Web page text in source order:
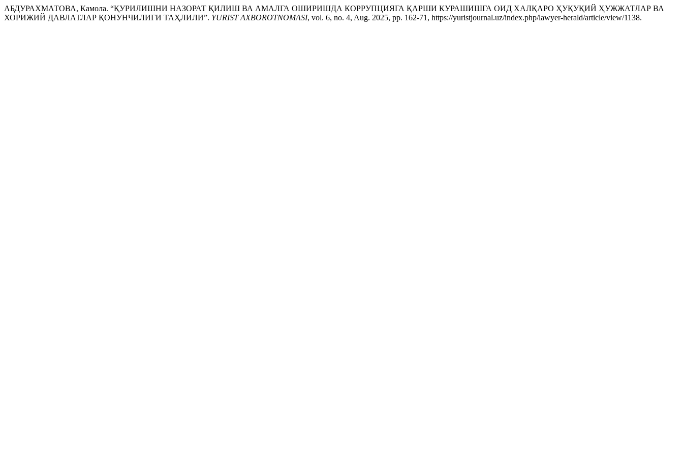
АБДУРАХМАТОВА, Камола. “ҚУРИЛИШНИ НАЗОРАТ ҚИЛИШ ВА АМАЛГА ОШИРИШДА КОРРУПЦИЯГА ҚАРШИ КУРАШИШГА ОИД ХАЛҚАРО ҲУҚУҚИЙ ҲУЖЖАТЛАР ВА
ХОРИЖИЙ ДАВЛАТЛАР ҚОНУНЧИЛИГИ ТАҲЛИЛИ”. YURIST AXBOROTNOMASI, vol. 6, no. 4, Aug. 2025, pp. 162-71, https://yuristjournal.uz/index.php/lawyer-herald/article/view/1138.